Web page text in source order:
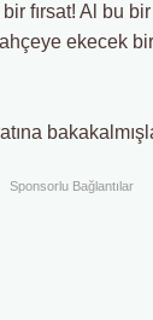
fırsat! Al bu
ekecek
Sponsorlu Bağlantılar